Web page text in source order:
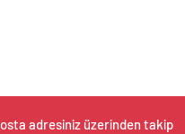
adresiniz üzerinden takip